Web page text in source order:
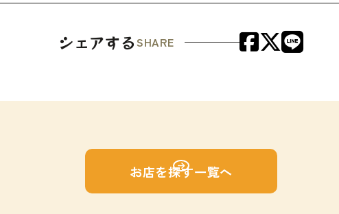
シェアするSHARE
お店を探す一覧へ